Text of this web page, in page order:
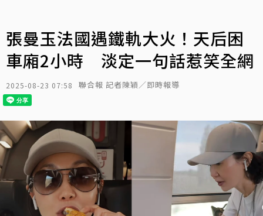
張曼玉法國遇鐵軌大火！天后困
車廂2小時 淡定一句話惹笑全網
2025-08-23 07:58 聯合報 記者陳穎／即時報導